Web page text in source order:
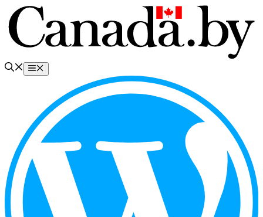
Перейти
содержимому
Меню